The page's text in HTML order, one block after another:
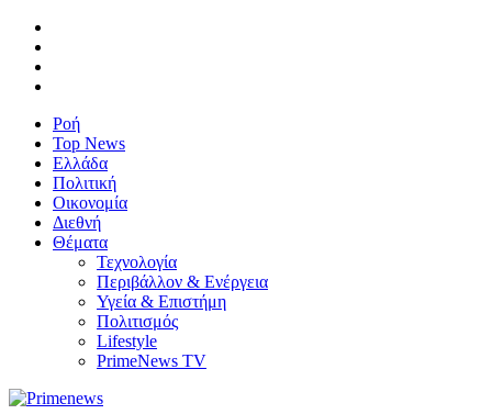
Ροή
Top News
Ελλάδα
Πολιτική
Οικονομία
Διεθνή
Θέματα
Τεχνολογία
Περιβάλλον & Ενέργεια
Υγεία & Επιστήμη
Πολιτισμός
Lifestyle
PrimeNews TV